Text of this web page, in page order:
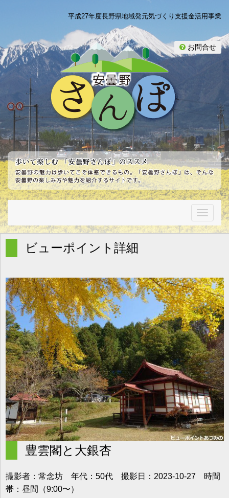
お問合せ
平成27年度長野県地域発元気づくり支援金活用事業
T
o
g
g
v
i
g
a
t
i
o
n
ビューポイント詳細
豊雲閣と大銀杏
撮影者：常念坊 年代：50代 撮影日：2023-10-27 時間
帯：昼間（9:00〜）